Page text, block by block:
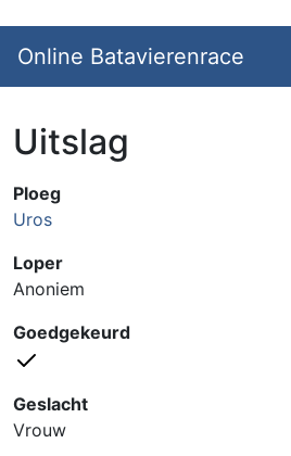
Online Batavierenrace
Uitslag
Ploeg
Uros
Loper
Anoniem
Goedgekeurd
Geslacht
Vrouw